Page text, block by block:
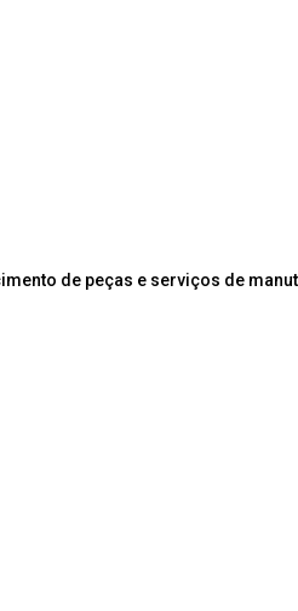
de peças e serviços de